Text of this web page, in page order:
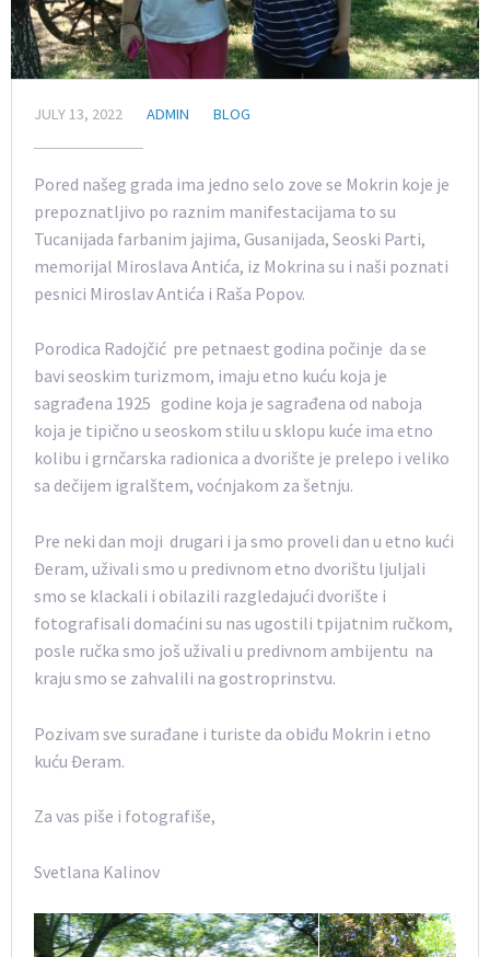
JULY 13, 2022 ADMIN BLOG
Pored našeg grada ima jedno selo zove se Mokrin koje je
prepoznatljivo po raznim manifestacijama to su
Tucanijada farbanim jajima, Gusanijada, Seoski Parti,
memorijal Miroslava Antića, iz Mokrina su i naši poznati
pesnici Miroslav Antića i Raša Popov.
Porodica Radojčić pre petnaest godina počinje da se
bavi seoskim turizmom, imaju etno kuću koja je
sagrađena 1925 godine koja je sagrađena od naboja
koja je tipično u seoskom stilu u sklopu kuće ima etno
kolibu i grnčarska radionica a dvorište je prelepo i veliko
sa dečijem igralštem, voćnjakom za šetnju.
Pre neki dan moji drugari i ja smo proveli dan u etno kući
Đeram, uživali smo u predivnom etno dvorištu ljuljali
smo se klackali i obilazili razgledajući dvorište i
fotografisali domaćini su nas ugostili tpijatnim ručkom,
posle ručka smo još uživali u predivnom ambijentu na
kraju smo se zahvalili na gostroprinstvu.
Pozivam sve surađane i turiste da obiđu Mokrin i etno
kuću Đeram.
Za vas piše i fotografiše,
Svetlana Kalinov